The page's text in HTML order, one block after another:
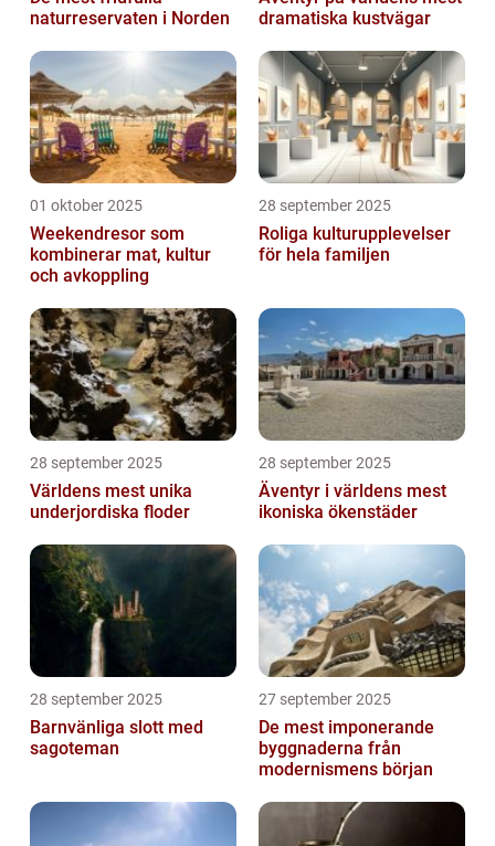
naturreservaten i Norden
dramatiska kustvägar
01 oktober 2025
Weekendresor som
kombinerar mat, kultur
och avkoppling
28 september 2025
Roliga kulturupplevelser
för hela familjen
28 september 2025
Världens mest unika
underjordiska floder
28 september 2025
Äventyr i världens mest
ikoniska ökenstäder
28 september 2025
Barnvänliga slott med
sagoteman
27 september 2025
De mest imponerande
byggnaderna från
modernismens början